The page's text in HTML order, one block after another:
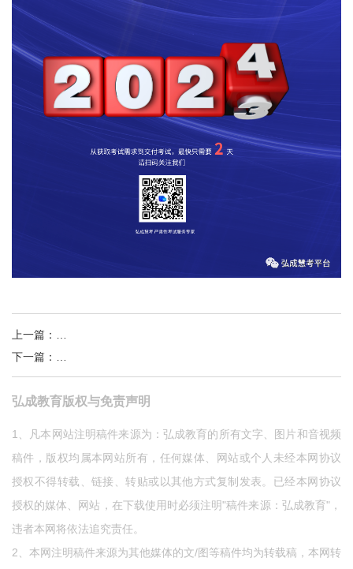
上一篇 ：
下一篇 ：
弘成教育版权与免责声明
1、凡本网站注明稿件来源为：弘成教育的所有文字、图片和音视频
稿件，版权均属本网站所有，任何媒体、网站或个人未经本网协议
授权不得转载、链接、转贴或以其他方式复制发表。已经本网协议
授权的媒体、网站，在下载使用时必须注明"稿件来源：弘成教育"，
违者本网将依法追究责任。
2、本网注明稿件来源为其他媒体的文/图等稿件均为转载稿，本网转